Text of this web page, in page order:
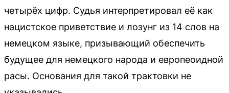
четырёх цифр. Судья интерпретировал её как
нацистское приветствие и лозунг из 14 слов на
немецком языке, призывающий обеспечить
будущее для немецкого народа и европеоидной
расы. Основания для такой трактовки не